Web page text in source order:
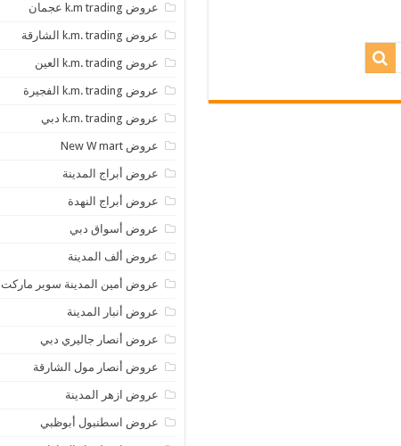
عروض k.m trading عجمان
عروض k.m. trading الشارقة
عروض k.m. trading العين
عروض k.m. trading الفجيرة
عروض k.m. trading دبي
عروض New W mart
عروض أبراج المدينة
عروض أبراج النهدة
عروض أسواق دبي
عروض ألف المدينة
عروض أمين المدينة سوبر ماركت
عروض أنبار المدينة
عروض أنصار جاليري دبي
عروض أنصار مول الشارقة
عروض ازهر المدينة
عروض اسطنبول أبوظبي